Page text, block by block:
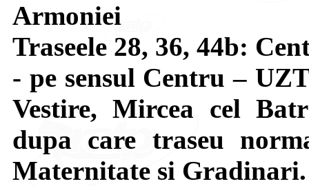
Armoniei
Traseele 28, 36, 44b:
- pe sensul Centru –
Vestire, Mircea cel
dupa care traseu
Maternitate si Gradinari.